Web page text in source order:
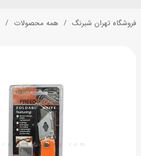
فروشگاه تهران شبرنگ همه محصولات